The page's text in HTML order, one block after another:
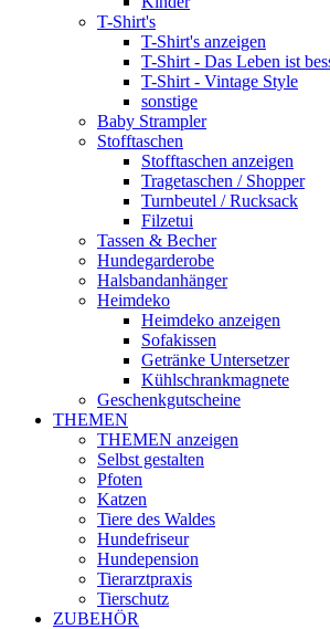
T-Shirt's
T-Shirt's anzeigen
T-Shirt - Das Leben ist
T-Shirt - Vintage Style
sonstige
Baby Strampler
Stofftaschen
Stofftaschen anzeigen
Tragetaschen / Shopper
Turnbeutel / Rucksack
Filzetui
Tassen & Becher
Hundegarderobe
Halsbandanhänger
Heimdeko
Heimdeko anzeigen
Sofakissen
Getränke Untersetzer
Kühlschrankmagnete
Geschenkgutscheine
THEMEN
THEMEN anzeigen
Selbst gestalten
Pfoten
Katzen
Tiere des Waldes
Hundefriseur
Hundepension
Tierarztpraxis
Tierschutz
ZUBEHÖR